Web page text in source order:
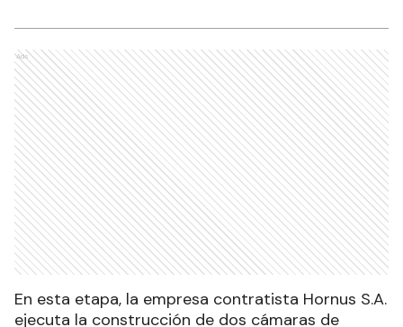
Ads
En esta etapa, la empresa contratista Hornus S.A.
ejecuta la construcción de dos cámaras de